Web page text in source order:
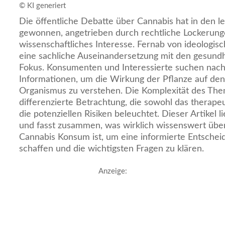
© KI generiert
Die öffentliche Debatte über Cannabis hat in den
gewonnen, angetrieben durch rechtliche
wissenschaftliches Interesse. Fernab von
eine sachliche Auseinandersetzung mit den
Fokus. Konsumenten und Interessierte suchen
Informationen, um die Wirkung der Pflanze auf
Organismus zu verstehen. Die Komplexität des
differenzierte Betrachtung, die sowohl das
die potenziellen Risiken beleuchtet. Dieser Artikel
und fasst zusammen, was wirklich wissenswert
Cannabis Konsum ist, um eine informierte
schaffen und die wichtigsten Fragen zu klären.
Anzeige: